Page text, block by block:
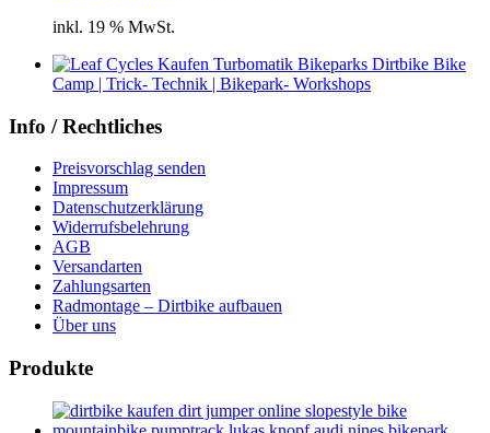
inkl. 19 % MwSt.
Bike
Camp | Trick- Technik | Bikepark- Workshops
Info / Rechtliches
Preisvorschlag senden
Impressum
Datenschutzerklärung
Widerrufsbelehrung
AGB
Versandarten
Zahlungsarten
Radmontage – Dirtbike aufbauen
Über uns
Produkte